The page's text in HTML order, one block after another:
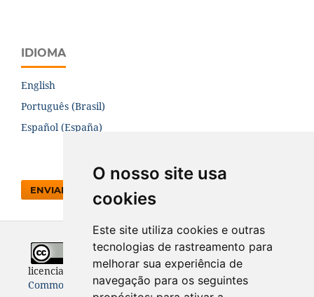
O nosso site usa
cookies
Este site utiliza cookies e outras
tecnologias de rastreamento para
melhorar sua experiência de
navegação para os seguintes
IDIOMA
English
Português (Brasil)
Español (España)
ENVIAR SUBMISSÃO
Todo o conteúdo desta revista está
licenciado sob aLicençaInternacional Creative
Commons 4.0 (CC BY 4.0)